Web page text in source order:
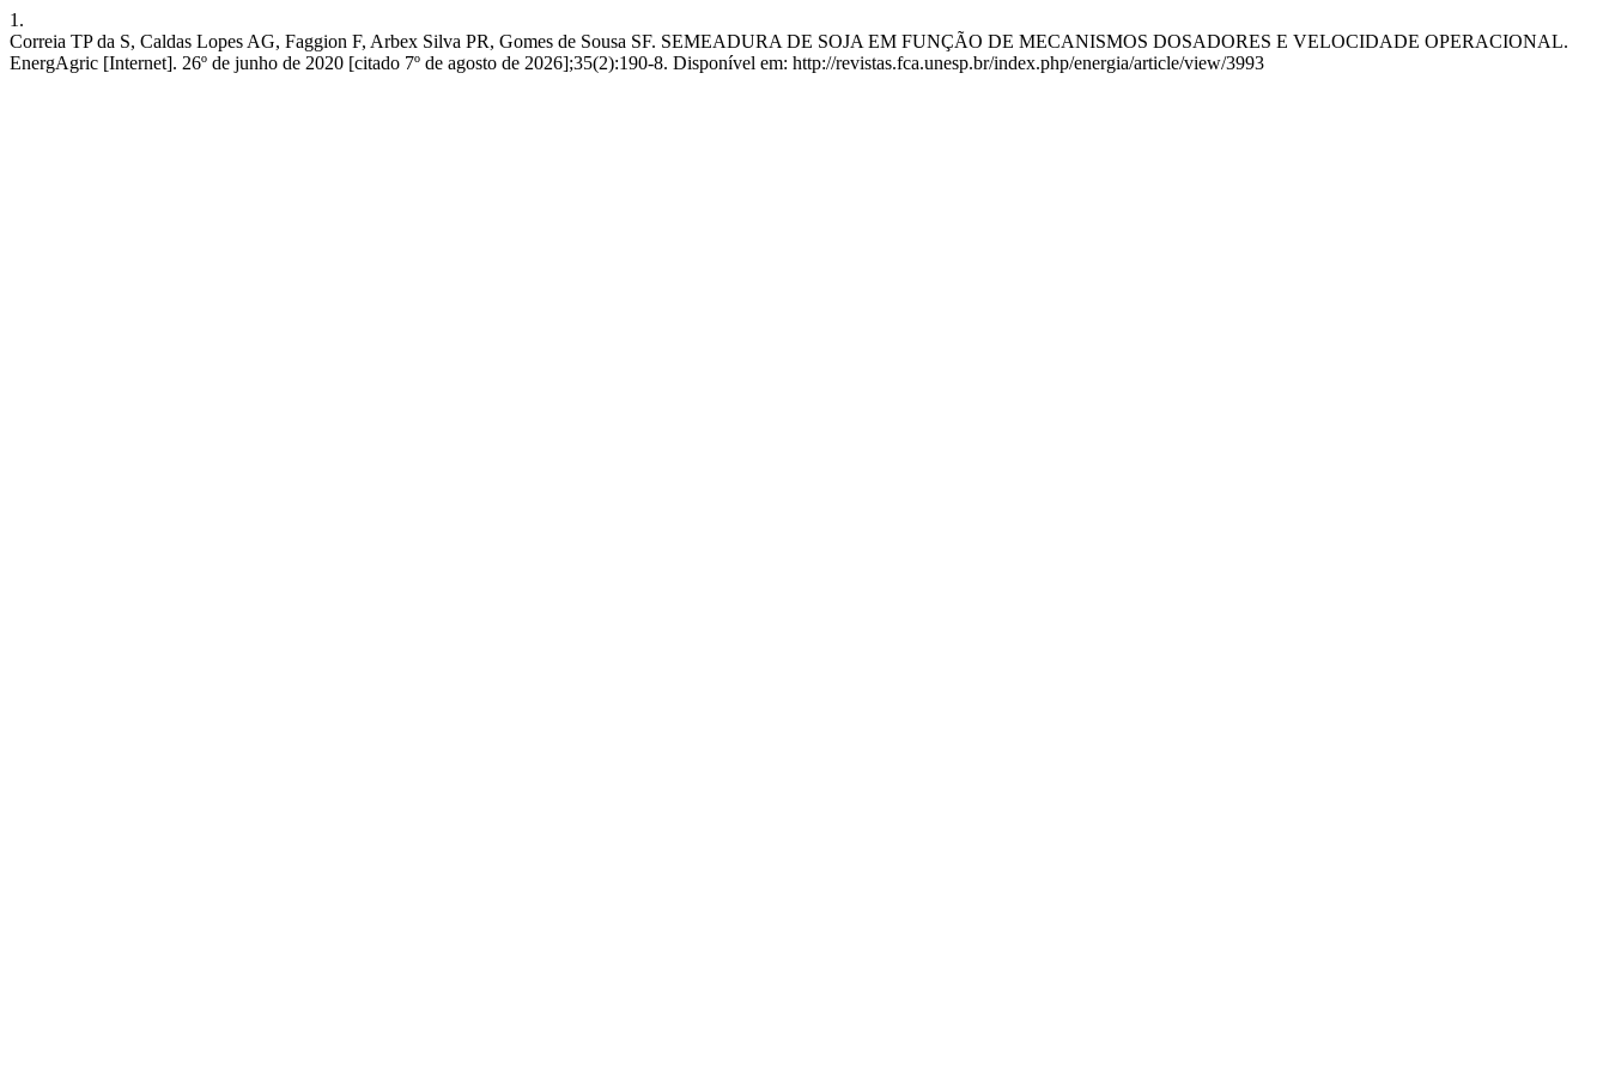
1.
Correia TP da S, Caldas Lopes AG, Faggion F, Arbex Silva PR, Gomes de Sousa SF. SEMEADURA DE SOJA EM FUNÇÃO DE MECANISMOS DOSADORES E VELOCIDADE OPERACIONAL.
EnergAgric [Internet]. 26º de junho de 2020 [citado 7º de agosto de 2026];35(2):190-8. Disponível em: http://revistas.fca.unesp.br/index.php/energia/article/view/3993